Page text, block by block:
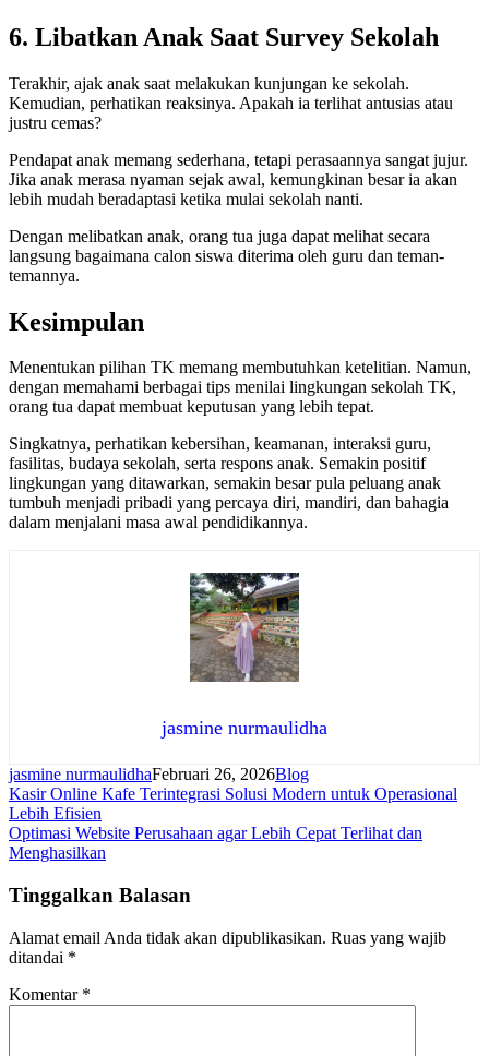
6. Libatkan Anak Saat Survey Sekolah
Terakhir, ajak anak saat melakukan kunjungan ke sekolah.
Kemudian, perhatikan reaksinya. Apakah ia terlihat antusias atau
justru cemas?
Pendapat anak memang sederhana, tetapi perasaannya sangat jujur.
Jika anak merasa nyaman sejak awal, kemungkinan besar ia akan
lebih mudah beradaptasi ketika mulai sekolah nanti.
Dengan melibatkan anak, orang tua juga dapat melihat secara
langsung bagaimana calon siswa diterima oleh guru dan teman-
temannya.
Kesimpulan
Menentukan pilihan TK memang membutuhkan ketelitian. Namun,
dengan memahami berbagai tips menilai lingkungan sekolah TK,
orang tua dapat membuat keputusan yang lebih tepat.
Singkatnya, perhatikan kebersihan, keamanan, interaksi guru,
fasilitas, budaya sekolah, serta respons anak. Semakin positif
lingkungan yang ditawarkan, semakin besar pula peluang anak
tumbuh menjadi pribadi yang percaya diri, mandiri, dan bahagia
dalam menjalani masa awal pendidikannya.
jasmine nurmaulidha
jasmine nurmaulidhaFebruari 26, 2026Blog
Navigasi
pos
Kasir Online Kafe Terintegrasi Solusi Modern untuk Operasional
Lebih Efisien
Optimasi Website Perusahaan agar Lebih Cepat Terlihat dan
Menghasilkan
Tinggalkan Balasan
Alamat email Anda tidak akan dipublikasikan. Ruas yang wajib
ditandai *
Komentar *